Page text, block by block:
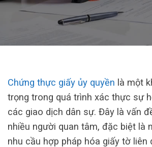
Chứng thực giấy ủy quyền là một
trọng trong quá trình xác thực sự
các giao dịch dân sự. Đây là vấn
nhiều người quan tâm, đặc biệt là
nhu cầu hợp pháp hóa giấy tờ liên